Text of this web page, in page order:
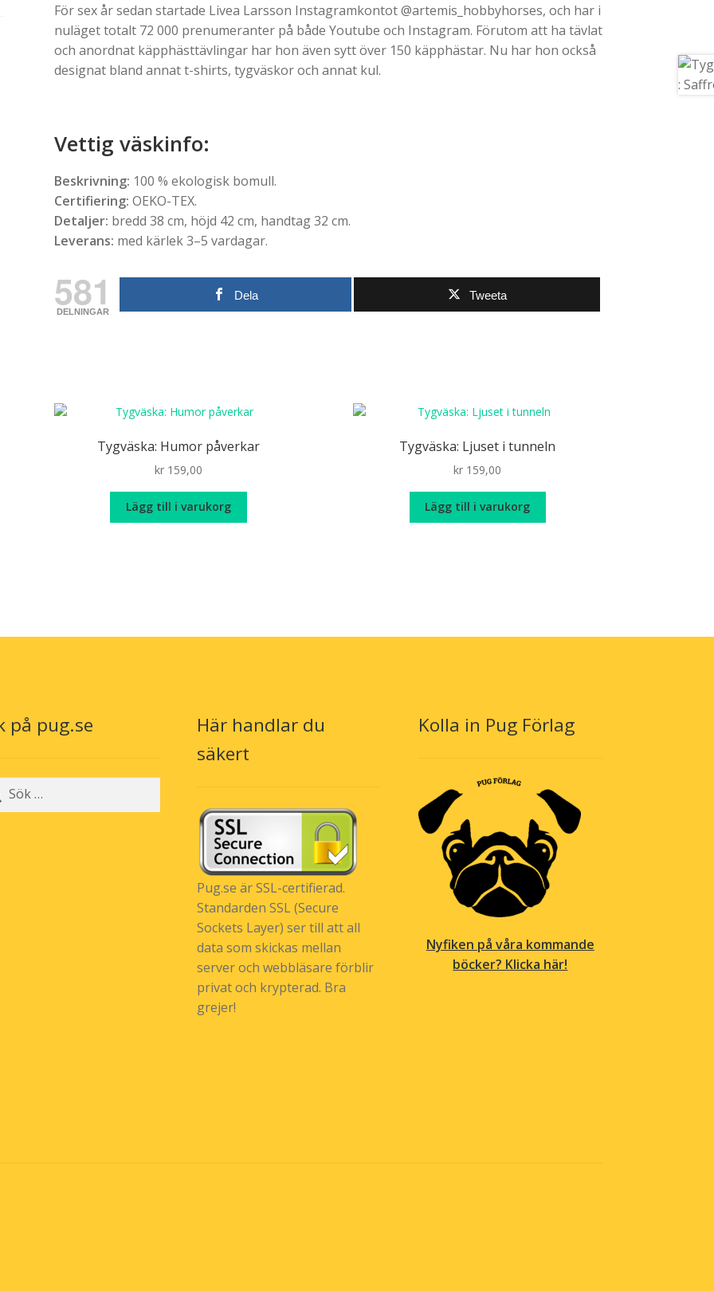
För sex år sedan startade Livea Larsson Instagramkontot @artemis_hobbyhorses, och har i
nuläget totalt 72 000 prenumeranter på både Youtube och Instagram. Förutom att ha tävlat
och anordnat käpphästtävlingar har hon även sytt över 150 käpphästar. Nu har hon också
designat bland annat t-shirts, tygväskor och annat kul.
Vettig väskinfo:
Beskrivning: 100 % ekologisk bomull.
Certifiering: OEKO-TEX.
Detaljer: bredd 38 cm, höjd 42 cm, handtag 32 cm.
Leverans: med kärlek 3–5 vardagar.
581
DELNINGAR
Dela Tweeta
Tygväska: Humor påverkar
kr159,00
Lägg till i varukorg
Tygväska: Ljuset i tunneln
kr 159,00
Lägg till i varukorg
på pug.se
Här handlar du
säkert
Pug.se är SSL-certifierad.
Standarden SSL (Secure
Sockets Layer) ser till att all
data som skickas mellan
server och webbläsare förblir
privat och krypterad. Bra
grejer!
Kolla in Pug Förlag
Nyfiken på våra kommande
böcker? Klicka här!